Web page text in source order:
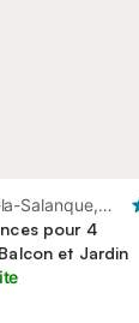
Salanque,
pour 4
et Jardin